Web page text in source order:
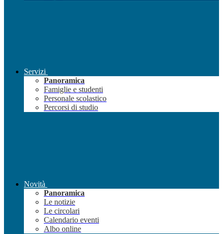
Servizi
Panoramica
Famiglie e studenti
Personale scolastico
Percorsi di studio
Novità
Panoramica
Le notizie
Le circolari
Calendario eventi
Albo online